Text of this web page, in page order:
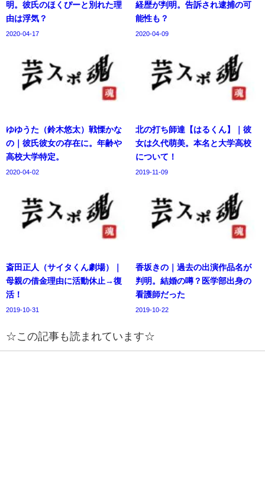
明。彼氏のほくぴーと別れた理
由は浮気？
2020-04-17
経歴が判明。告訴され逮捕の可
能性も？
2020-04-09
ゆゆうた（鈴木悠太）戦慄かな
の｜彼氏彼女の存在に。年齢や
高校大学特定。
2020-04-02
北の打ち師達【はるくん】｜彼
女は久代萌美。本名と大学高校
について！
2019-11-09
斎田正人（サイタくん劇場）｜
母親の借金理由に活動休止→復
活！
2019-10-31
香坂きの｜過去の出演作品名が
判明。結婚の噂？医学部出身の
看護師だった
2019-10-22
☆この記事も読まれています☆